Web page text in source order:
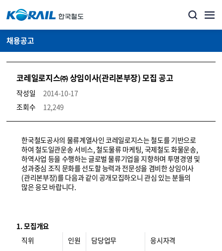
채용공고
코레일로지스㈜ 상임이사(관리본부장) 모집 공고
작성일
2014-10-17
조회수
12,249
코레일소개_경영공시_채용공고 상세보기 – 내용, 파일, 담당자 연락처로 구성
한국철도공사의 물류계열사인 코레일로지스는 철도를 기반으로
하여 철도일관운송 서비스, 철도물류 마케팅, 국제철도 화물운송,
하역사업 등을 수행하는 글로벌 물류기업을 지향하며 투명경영 및
성과중심 조직 문화를 선도할 능력과 전문성을 겸비한 상임이사
(관리본부장)를 다음과 같이 공개모집하오니 관심 있는 분들의
많은 응모 바랍니다.
1. 모집개요
직위
인원 담당업무 응시자격